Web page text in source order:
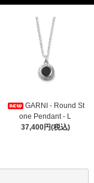
GARNI - Round St
one Pendant - L
37,400円(税込)